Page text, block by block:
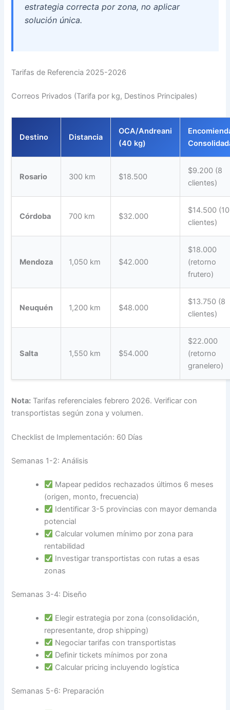
estrategia correcta por zona, no aplicar
solución única.
Tarifas de Referencia 2025-2026
Correos Privados (Tarifa por kg, Destinos Principales)
Destino Distancia
OCA/Andreani
(40 kg)
Rosario 300 km $18.500
$9.200 (8
clientes)
Córdoba 700 km $32.000
$14.500 (10
clientes)
Mendoza 1,050 km $42.000
$18.000
(retorno
frutero)
Neuquén 1,200 km $48.000
$13.750 (8
clientes)
Salta 1,550 km $54.000
$22.000
(retorno
granelero)
Nota: Tarifas referenciales febrero 2026. Verificar con
transportistas según zona y volumen.
Checklist de Implementación: 60 Días
Semanas 1-2: Análisis
Mapear pedidos rechazados últimos 6 meses
(origen, monto, frecuencia)
Identificar 3-5 provincias con mayor demanda
potencial
Calcular volumen mínimo por zona para
rentabilidad
Investigar transportistas con rutas a esas
zonas
Semanas 3-4: Diseño
Elegir estrategia por zona (consolidación,
representante, drop shipping)
Negociar tarifas con transportistas
Definir tickets mínimos por zona
Calcular pricing incluyendo logística
Semanas 5-6: Preparación